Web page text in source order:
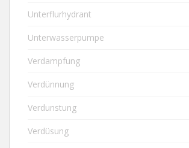
Unterflurhydrant
Unterwasserpumpe
Verdampfung
Verdünnung
Verdunstung
Verdüsung